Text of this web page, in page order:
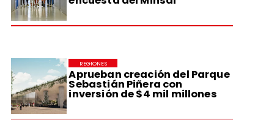
Aprueban creación del Parque
Sebastián Piñera con
inversión de $4 mil millones
REGIONES